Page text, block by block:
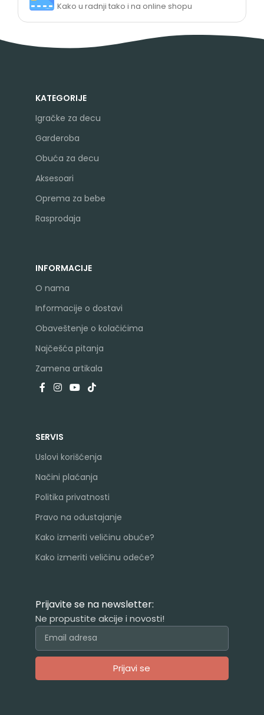
Kako u radnji tako i na online shopu
KATEGORIJE
Igračke za decu
Garderoba
Obuća za decu
Aksesoari
Oprema za bebe
Rasprodaja
INFORMACIJE
O nama
Informacije o dostavi
Obaveštenje o kolačićima
Najčešća pitanja
Zamena artikala
SERVIS
Uslovi korišćenja
Načini plaćanja
Politika privatnosti
Pravo na odustajanje
Kako izmeriti veličinu obuće?
Kako izmeriti veličinu odeće?
Prijavite se na newsletter:
Ne propustite akcije i novosti!
Prijavi se